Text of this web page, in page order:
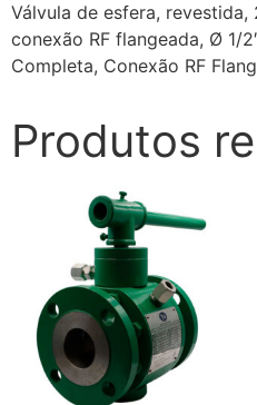
Válvula de esfera,
conexão RF flangeada, Ø 1/
Completa, Conexão RF
Produtos